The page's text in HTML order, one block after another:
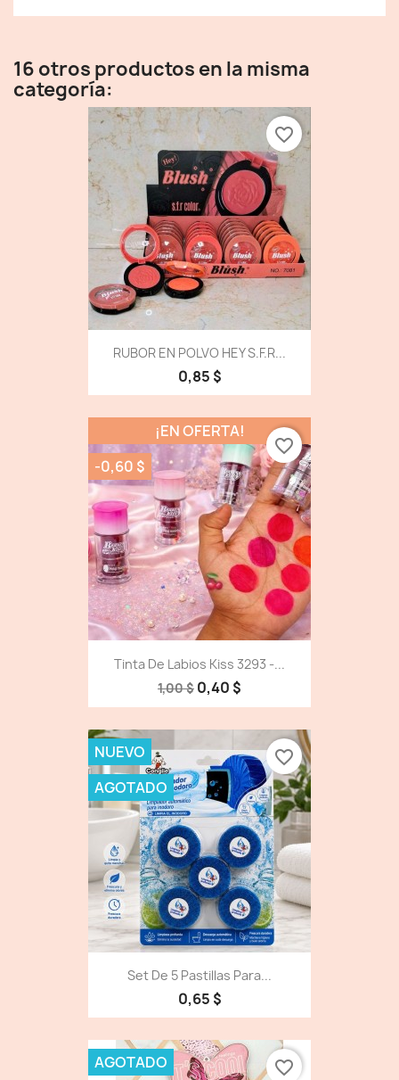
16 otros productos en la misma
categoría:
RUBOR EN POLVO HEY S.F.R...
0,85 $
favorite_border
Tinta De Labios Kiss 3293 -...
1,00 $ 0,40 $
¡EN OFERTA!
-0,60 $
favorite_border
Set De 5 Pastillas Para...
0,65 $
NUEVO
AGOTADO
favorite_border
AGOTADO favorite_border